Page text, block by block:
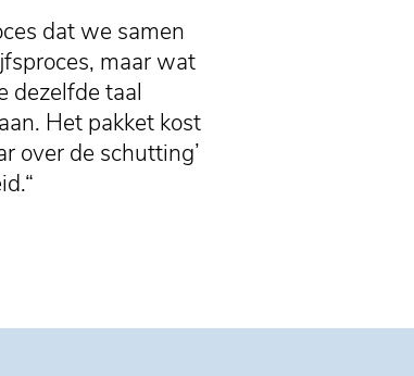
dat we samen
maar wat
dezelfde taal
Het pakket kost
over de schutting’